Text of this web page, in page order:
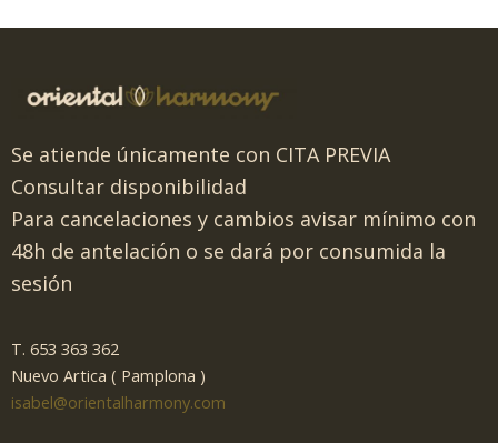
Se atiende únicamente con CITA PREVIA
Consultar disponibilidad
Para cancelaciones y cambios avisar mínimo con
48h de antelación o se dará por consumida la
sesión
T. 653 363 362
Nuevo Artica ( Pamplona )
isabel@orientalharmony.com